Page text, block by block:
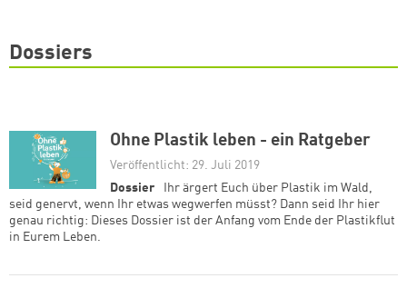
Dossiers
Ohne Plastik leben - ein Ratgeber
Veröffentlicht: 29. Juli 2019
Dossier
Ihr ärgert Euch über Plastik im Wald,
seid genervt, wenn Ihr etwas wegwerfen müsst? Dann seid Ihr hier
genau richtig: Dieses Dossier ist der Anfang vom Ende der Plastikflut
in Eurem Leben.